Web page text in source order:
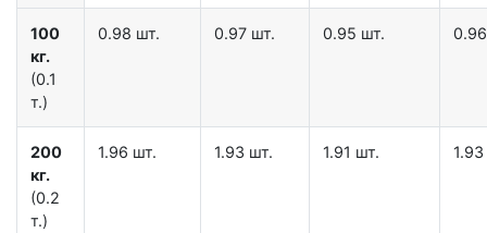
100
кг.
(0.1
т.)
0.98 шт. 0.97 шт. 0.95 шт.
200
кг.
(0.2
т.)
1.96 шт. 1.93 шт. 1.91 шт.